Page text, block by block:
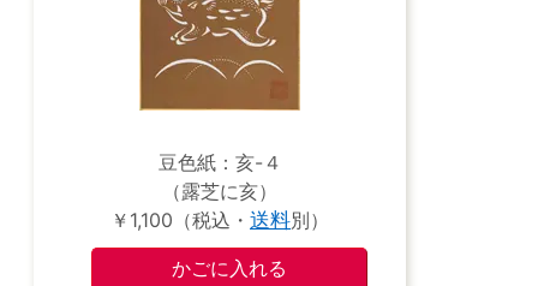
豆色紙：亥-４
（露芝に亥）
￥1,100（税込・ 送料別）